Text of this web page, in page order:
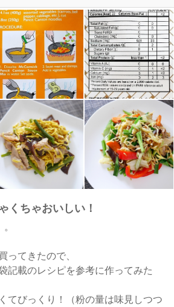
くちゃおいしい！
ってきたので、
記載のレシピを参考に作ってみた
てびっくり！（粉の量は味見しつつ